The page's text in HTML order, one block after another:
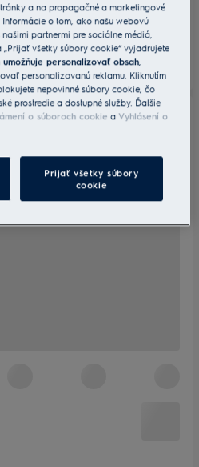
a na propagačné a marketingové
o tom, ako našu webovú
partnermi pre sociálne médiá,
všetky súbory cookie“ vyjadrujete
umožňuje personalizovať obsah,
personalizovanú reklamu. Kliknutím
nepovinné súbory cookie, čo
prostredie a dostupné služby. Ďalšie
o súboroch cookie a Vyhlásení o
Prijať všetky súbory
cookie